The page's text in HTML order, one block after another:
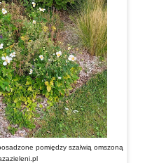
pomiędzy szałwią omszoną